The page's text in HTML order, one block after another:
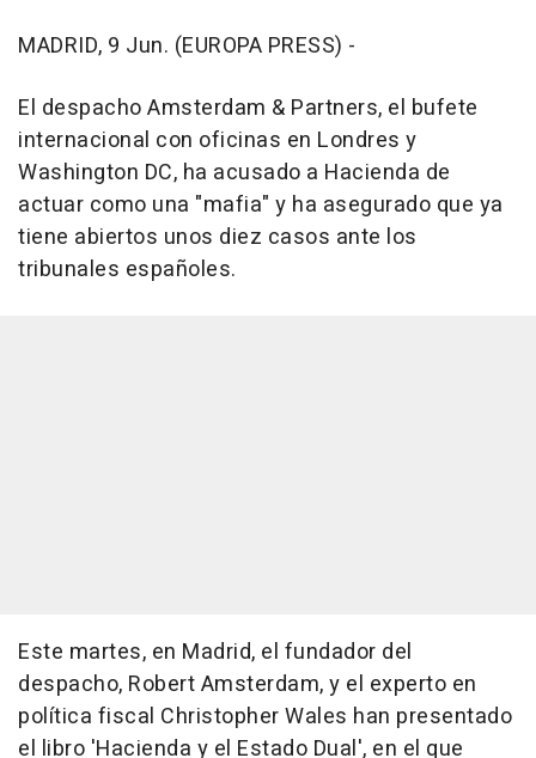
MADRID, 9 Jun. (EUROPA PRESS) -
El despacho Amsterdam & Partners, el bufete
internacional con oficinas en Londres y
Washington DC, ha acusado a Hacienda de
actuar como una "mafia" y ha asegurado que ya
tiene abiertos unos diez casos ante los
tribunales españoles.
Este martes, en Madrid, el fundador del
despacho, Robert Amsterdam, y el experto en
política fiscal Christopher Wales han presentado
el libro 'Hacienda y el Estado Dual', en el que